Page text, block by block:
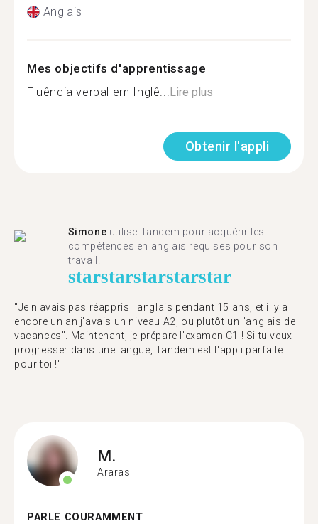
Anglais
Mes objectifs d'apprentissage
Fluência verbal em Inglê...Lire plus
Obtenir l'appli
Simone utilise Tandem pour acquérir les
compétences en anglais requises pour son
travail.
starstarstarstarstar
"Je n'avais pas réappris l'anglais pendant 15 ans, et il y a
encore un an j'avais un niveau A2, ou plutôt un "anglais de
vacances". Maintenant, je prépare l'examen C1 ! Si tu veux
progresser dans une langue, Tandem est l'appli parfaite
pour toi !"
M.
Araras
PARLE COURAMMENT